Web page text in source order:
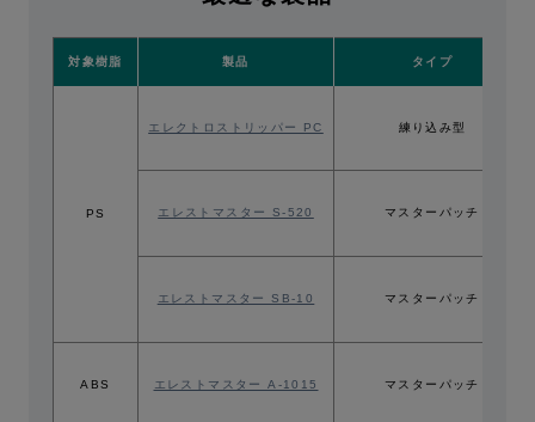
対象樹脂 製品 タイプ
PS
エレクトロストリッパー PC 練り込み型
エレストマスター S-520 マスターパッチ
エレストマスター SB-10 マスターパッチ
ABS エレストマスター A-1015 マスターパッチ